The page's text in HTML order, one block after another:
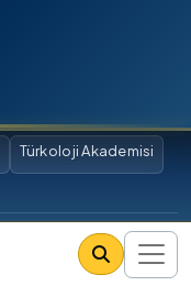
Türkoloji Akademisi